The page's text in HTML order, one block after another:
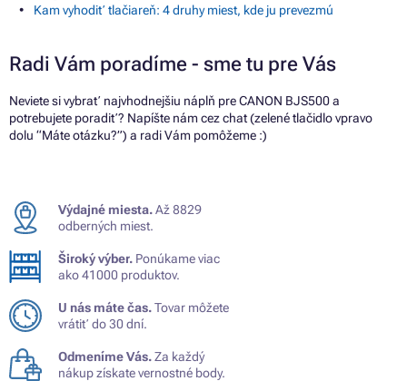
Kam vyhodiť tlačiareň: 4 druhy miest, kde ju prevezmú
Radi Vám poradíme - sme tu pre Vás
Neviete si vybrať najvhodnejšiu náplň pre CANON BJS500 a
potrebujete poradiť? Napíšte nám cez chat (zelené tlačidlo vpravo
dolu “Máte otázku?”) a radi Vám pomôžeme :)
Výdajné miesta.Až 8829
odberných miest.
Široký výber. Ponúkame viac
ako 41000 produktov.
U nás máte čas.Tovar môžete
vrátiť do 30 dní.
Odmeníme Vás.Za každý
nákup získate vernostné body.